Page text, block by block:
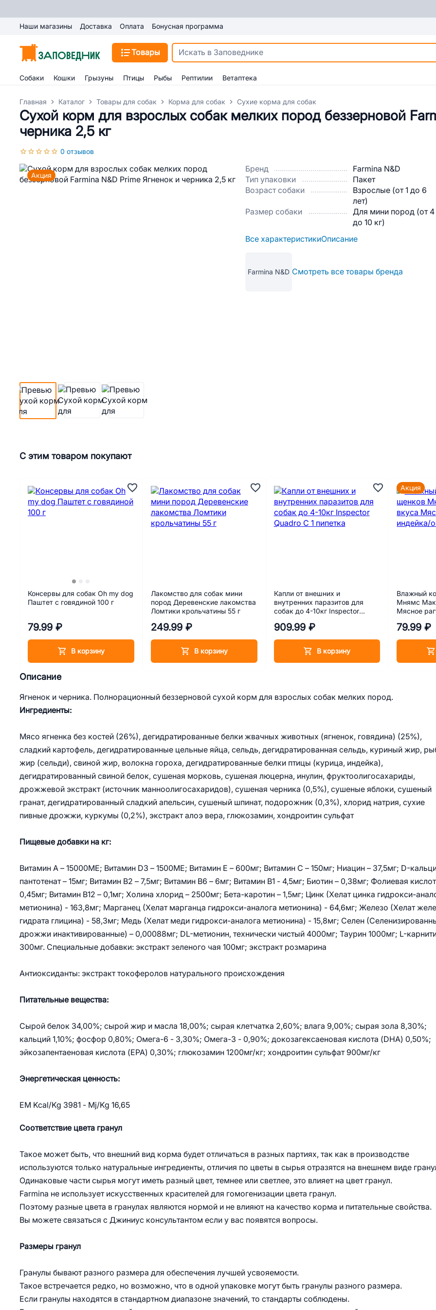
Наши магазины Доставка Оплата Бонусная программа
Товары
Собаки Кошки Грызуны Птицы Рыбы Рептилии Ветаптека
Главная Каталог Товары для собак Корма для собак Сухие корма для собак
Сухой корм для взрослых собак мелких пород беззерновой
черника 2,5 кг
0 отзывов
Акция
Бренд
Farmina N&D
Тип упаковки
Пакет
Возраст собаки
Взрослые (от 1 до 6
лет)
Размер собаки
Для мини пород (от 4
до 10 кг)
Все характеристикиОписание
Farmina N&D Смотреть все товары бренда
Описание
Ягненок и черника. Полнорационный беззерновой сухой корм для взрослых собак мелких пород.
Ингредиенты:
Мясо ягненка без костей (26%), дегидратированные белки жвачных животных (ягненок, говядина) (25%),
сладкий картофель, дегидратированные цельные яйца, сельдь, дегидратированная сельдь, куриный жир,
жир (сельди), свиной жир, волокна гороха, дегидратированные белки птицы (курица, индейка),
дегидратированный свиной белок, сушеная морковь, сушеная люцерна, инулин, фруктоолигосахариды,
дрожжевой экстракт (источник маннoолигосахаридов), сушеная черника (0,5%), сушеные яблоки, сушеный
гранат, дегидратированный сладкий апельсин, сушеный шпинат, подорожник (0,3%), хлорид натрия, сухие
пивные дрожжи, куркумы (0,2%), экстракт алоэ вера, глюкозамин, хондроитин сульфат
Пищевые добавки на кг:
Витамин А – 15000МЕ; Витамин D3 – 1500МЕ; Витамин Е – 600мг; Витамин С – 150мг; Ниацин – 37,5мг; D-
пантотенат – 15мг; Витамин В2 – 7,5мг; Витамин В6 – 6мг; Витамин В1 - 4,5мг; Биотин – 0,38мг; Фолиевая
0,45мг; Витамин В12 – 0,1мг; Холина хлорид – 2500мг; Бета-каротин – 1,5мг; Цинк (Хелат цинка гидрокси-
метионина) - 163,8мг; Марганец (Хелат марганца гидрокси-аналога метионина) - 64,6мг; Железо (Хелат
гидрата глицина) - 58,3мг; Медь (Хелат меди гидрокси-аналога метионина) - 15,8мг; Селен
дрожжи инактивированные) – 0,00088мг; DL-метионин, технически чистый 4000мг; Таурин 1000мг; L-
300мг. Специальные добавки: экстракт зеленого чая 100мг; экстракт розмарина
Антиоксиданты: экстракт токоферолов натурального происхождения
Питательные вещества:
Сырой белок 34,00%; сырой жир и масла 18,00%; сырая клетчатка 2,60%; влага 9,00%; сырая зола 8,30%;
кальций 1,10%; фосфор 0,80%; Омега-6 - 3,30%; Омега-3 - 0,90%; докозагексаеновая кислота (DHA) 0,50%;
эйкозапентаеновая кислота (EPA) 0,30%; глюкозамин 1200мг/кг; хондроитин сульфат 900мг/кг
Энергетическая ценность:
EM Kcal/Kg 3981 - Mj/Kg 16,65
Соответствие цвета гранул
Такое может быть, что внешний вид корма будет отличаться в разных партиях, так как в производстве
используются только натуральные ингредиенты, отличия по цветы в сырья отразятся на внешнем виде
Одинаковые части сырья могут иметь разный цвет, темнее или светлее, это влияет на цвет гранул.
Farmina не использует искусственных красителей для гомогенизации цвета гранул.
Поэтому разные цвета в гранулах являются нормой и не влияют на качество корма и питательные свойства.
Вы можете связаться с Джиниус консультантом если у вас появятся вопросы.
Размеры гранул
Гранулы бывают разного размера для обеспечения лучшей усвояемости.
Такое встречается редко, но возможно, что в одной упаковке могут быть гранулы разного размера.
Если гранулы находятся в стандартном диапазоне значений, то стандарты соблюдены.
С этим товаром покупают
Консервы для собак Oh my dog
Паштет с говядиной 100 г
79.99 ₽
В корзину
Лакомство для собак мини
пород Деревенские лакомства
Ломтики крольчатины 55 г
249.99 ₽
В корзину
Капли от внешних и
внутренних паразитов для
собак до 4-10кг Inspector
909.99 ₽
В корзину
Влажный
Мнямс
Мясное
79.99 ₽
Акция